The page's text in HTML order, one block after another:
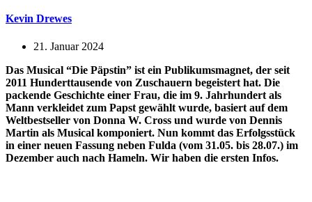
Kevin Drewes
21. Januar 2024
Das Musical “Die Päpstin” ist ein Publikumsmagnet, der seit
2011 Hunderttausende von Zuschauern begeistert hat. Die
packende Geschichte einer Frau, die im 9. Jahrhundert als
Mann verkleidet zum Papst gewählt wurde, basiert auf dem
Weltbestseller von Donna W. Cross und wurde von Dennis
Martin als Musical komponiert. Nun kommt das Erfolgsstück
in einer neuen Fassung neben Fulda (vom 31.05. bis 28.07.) im
Dezember auch nach Hameln. Wir haben die ersten Infos.